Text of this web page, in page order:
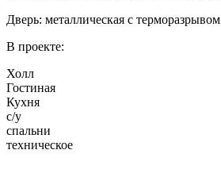
Дверь: металлическая с терморазрывом
В проекте:
Холл
Гостиная
Кухня
с/у
спальни
техническое